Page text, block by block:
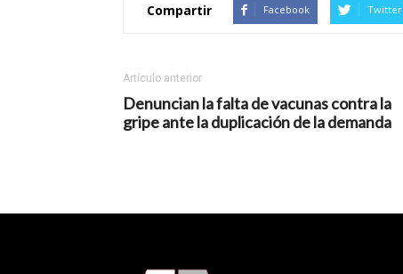
Compartir Facebook Twitter
Artículo anterior
Denuncian la falta de vacunas contra la
gripe ante la duplicación de la demanda